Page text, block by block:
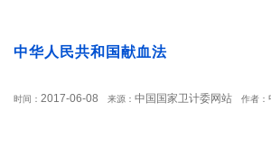
中华人民共和国献血法
时间： 2017-06-08 来源： 中国国家卫计委网站 作者：